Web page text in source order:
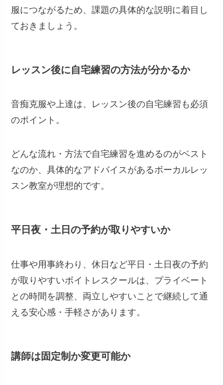
服につながるため、課題の具体的な説明に着目し
ておきましょう。
レッスン後に自宅練習の方法が分かるか
音痴克服や上達は、レッスン後の自宅練習も必須
のポイント。
どんな流れ・方法で自宅練習を進めるのがベスト
なのか、具体的なアドバイスがあるボーカルレッ
スン教室が理想的です。
平日夜・土日の予約が取りやすいか
仕事や用事終わり、休日など平日・土日夜の予約
が取りやすいボイトレスクールは、プライベート
との時間を調整、両立しやすいことで継続して通
える安心感・手軽さがあります。
講師は固定制か変更可能か